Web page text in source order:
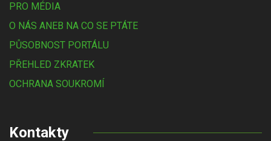
PRO MÉDIA
O NÁS ANEB NA CO SE PTÁTE
PŮSOBNOST PORTÁLU
PŘEHLED ZKRATEK
OCHRANA SOUKROMÍ
Kontakty